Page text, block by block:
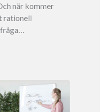
när kommer
rationell